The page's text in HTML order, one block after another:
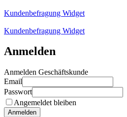
Kundenbefragung Widget
Kundenbefragung Widget
Anmelden
Anmelden Geschäftskunde
Email
Passwort
Angemeldet bleiben
Anmelden